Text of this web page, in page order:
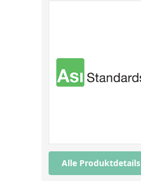
Alle Produktdetails